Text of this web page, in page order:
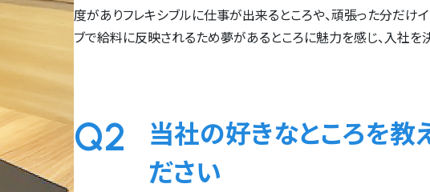
度がありフレキシブルに仕事が出来るところや、頑張った分だけ
ブで給料に反映されるため夢があるところに魅力を感じ、入社を
Q2
当社の好きなところを教
ださい